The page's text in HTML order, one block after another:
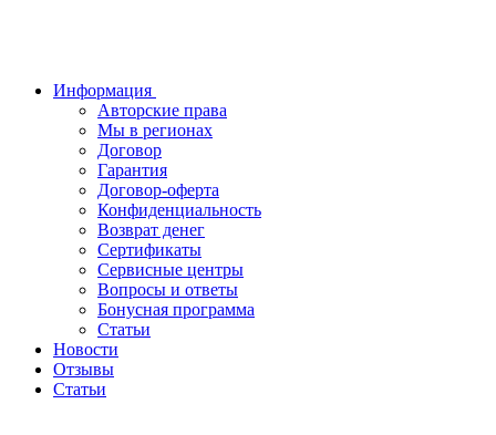
Информация
Авторские права
Мы в регионах
Договор
Гарантия
Договор-оферта
Конфиденциальность
Возврат денег
Сертификаты
Сервисные центры
Вопросы и ответы
Бонусная программа
Статьи
Новости
Отзывы
Статьи